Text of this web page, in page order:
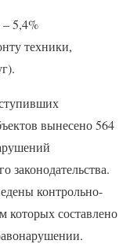
5,4%
техники,
вынесено 564
законодательства.
контрольно-
которых составлено